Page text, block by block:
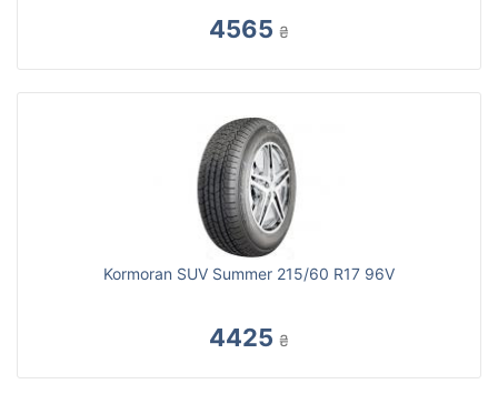
4565 ₴
Kormoran SUV Summer 215/60 R17 96V
4425 ₴